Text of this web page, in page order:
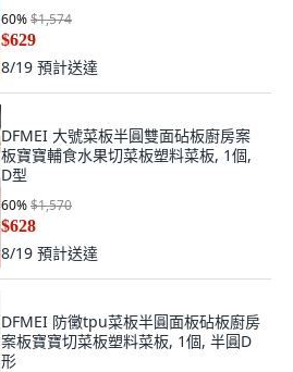
60%$1,574
$629
8/19 預計送達
DFMEI 大號菜板半圓雙面砧板廚房案
板寶寶輔食水果切菜板塑料菜板, 1個,
D型
60%$1,570
$628
8/19 預計送達
DFMEI 防黴tpu菜板半圓面板砧板廚房
案板寶寶切菜板塑料菜板, 1個, 半圓D
形